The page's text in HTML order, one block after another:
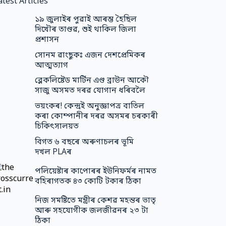
১৯ জুলাইৰ পুৱাই আৰম্ভ হৈছিল
দিখৌৰ তাণ্ডৱ, শুই থাকিল জিলা
প্ৰশাসন
সোনম ৱাংছুকঃ এজন দেশপ্ৰেমিকৰ
আত্মত্যাগ
ব্লেকলিষ্টেড মাৰ্টিন এণ্ড ব্ৰাউন আকৌ
সাজু অসমত দৰৱ যোগান ধৰিবলৈ
ভয়ংকৰ! কেন্দ্ৰই অনুজ্ঞাপত্ৰ বাতিল
কৰা কোম্পানীৰ দৰৱ অসমৰ চৰকাৰী
চিকিৎসালয়ত
বিগত ৬ বছৰে অৰুণাচলৰ ভূমি
দখল PLAৰ
পলিয়েষ্টাৰ কাপোৰৰ ইউনিফর্মৰ নামত
বহিৰাগতক ৪৩ কোটি টকাৰ ঠিকা
নিজ সমষ্টিতে মন্ত্ৰীৰ কেশৱ মহন্তৰ ভাতৃ
আৰু সহযোগীক জলজীৱনৰ ২৩ টা
ঠিকা